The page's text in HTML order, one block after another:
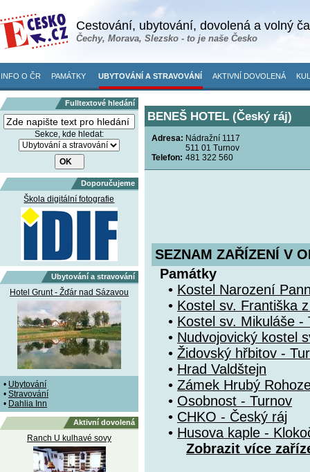
Cestování, ubytování, dovolená a volný
Čechy, Morava, Slezsko - to je naše Česko
INFO O ČR PAMÁTKY UBYTOVÁNÍ A STRAVOVÁNÍ AKTIVNÍ DOVOLENÁ
Fulltextové hledání
Sekce, kde hledat:
Doporučujeme
Škola digitální fotografie
Ubytování a stravování
Hotel Grunt - Žďár nad Sázavou
• Ubytování
• Stravování
• Dahlia Inn
Aktivní dovolená
Ranch U kulhavé sovy
BENEŠ HOTEL (Český ráj)
Adresa: Nádražní 1117
511 01 Turnov
Telefon: 481 322 560
SEZNAM ZAŘÍZENÍ V
Památky
• Kostel Narození
• Kostel sv. Františka
• Kostel sv. Mikuláše -
• Nudvojovický kostel
• Židovský hřbitov -
• Hrad Valdštejn
• Zámek Hrubý
• Osobnost - Turnov
• CHKO - Český ráj
• Husova kaple -
Zobrazit více